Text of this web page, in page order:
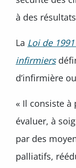
à des
La Loi de
infirmiers
d’infirmière
« Il consiste à
évaluer, à
par des
palliatifs,